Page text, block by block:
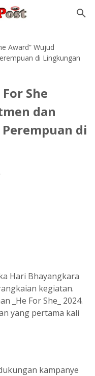
Award” Wujud
di Lingkungan
She
dan
di
Hari Bhayangkara
kegiatan.
_He For She_ 2024.
yang pertama kali
kampanye